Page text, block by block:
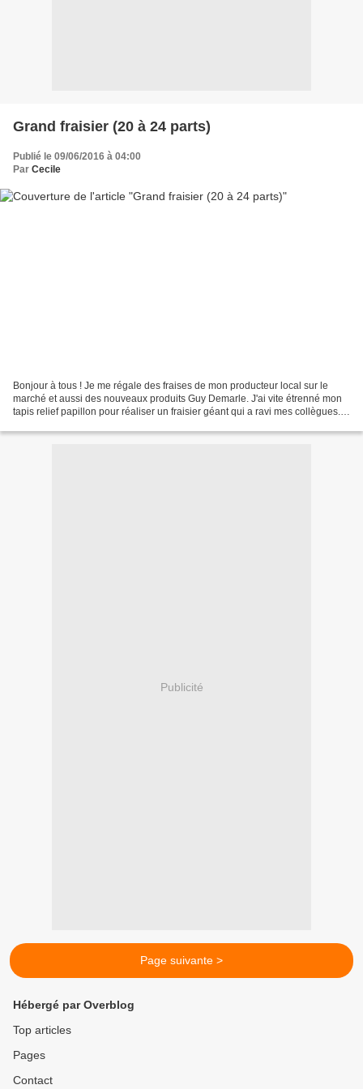
Grand fraisier (20 à 24 parts)
Publié le 09/06/2016 à 04:00
Par Cecile
Bonjour à tous ! Je me régale des fraises de mon producteur local sur le
marché et aussi des nouveaux produits Guy Demarle. J'ai vite étrenné mon
tapis relief papillon pour réaliser un fraisier géant qui a ravi mes collègues.
Publicité
Page suivante >
Hébergé par Overblog
Top articles
Pages
Contact